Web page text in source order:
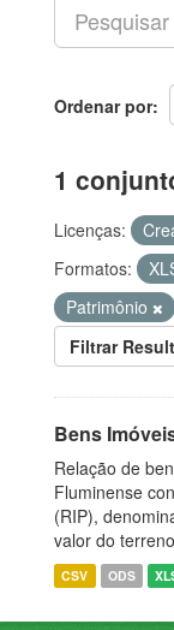
Ordenar por
1
Licenças:
Formatos:
Patrimônio
Filtrar
Bens
Relação de
Fluminense
(RIP),
valor do
CSV ODS